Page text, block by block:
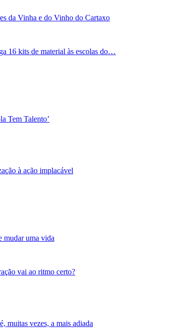
da Vinha e do Vinho do Cartaxo
16 kits de material às escolas do…
Tem Talento’
à ação implacável
mudar uma vida
vai ao ritmo certo?
muitas vezes, a mais adiada